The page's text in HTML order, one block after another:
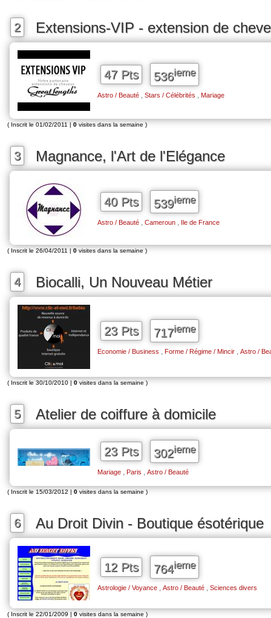
2 Extensions-VIP - extension de
47 Pts 536ieme
Astro / Beauté Stars / Célébrités Mariage
( Inscrit le 01/02/2011 | 0 visites dans la semaine )
3 Magnance, l'Art de l'Elégance
40 Pts 539ieme
Astro / Beauté Cameroun Ile de France
( Inscrit le 26/04/2011 | 0 visites dans la semaine )
4 Biocalli, Un Nouveau Métier
23 Pts 717ieme
Economie / Business Forme / Régime / Mincir Astro /
( Inscrit le 30/10/2010 | 0 visites dans la semaine )
5 Atelier de coiffure à domicile
23 Pts 302ieme
Mariage Paris Astro / Beauté
( Inscrit le 15/03/2012 | 0 visites dans la semaine )
6 Au Droit Divin - Boutique ésotérique
12 Pts 764ieme
Astrologie / Voyance Astro / Beauté Sciences divers
( Inscrit le 22/01/2009 | 0 visites dans la semaine )